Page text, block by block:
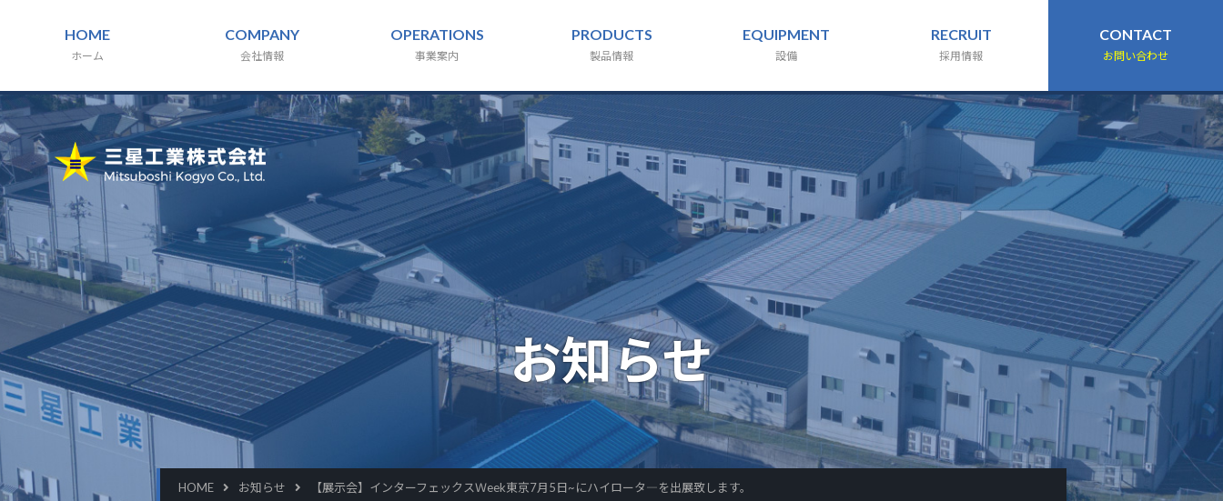
HOME
ホーム
COMPANY
会社情報
OPERATIONS
事業案内
PRODUCTS
製品情報
EQUIPMENT
設備
RECRUIT
採用情報
CONTACT
お問い合わせ
お知らせ
HOME お知らせ 【展示会】インターフェックスＷeek東京7月5日~にハイロータ―を出展致します。